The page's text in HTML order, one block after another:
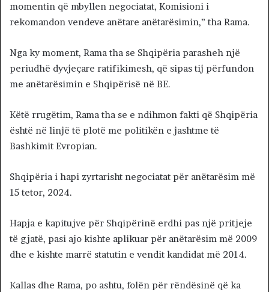
momentin që mbyllen negociatat, Komisioni i
rekomandon vendeve anëtare anëtarësimin,” tha Rama.
Nga ky moment, Rama tha se Shqipëria parasheh një
periudhë dyvjeçare ratifikimesh, që sipas tij përfundon
me anëtarësimin e Shqipërisë në BE.
Këtë rrugëtim, Rama tha se e ndihmon fakti që Shqipëria
është në linjë të plotë me politikën e jashtme të
Bashkimit Evropian.
Shqipëria i hapi zyrtarisht negociatat për anëtarësim më
15 tetor, 2024.
Hapja e kapitujve për Shqipërinë erdhi pas një pritjeje
të gjatë, pasi ajo kishte aplikuar për anëtarësim më 2009
dhe e kishte marrë statutin e vendit kandidat më 2014.
Kallas dhe Rama, po ashtu, folën për rëndësinë që ka